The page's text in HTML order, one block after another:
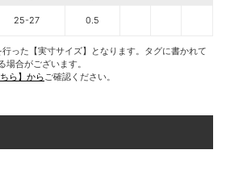
25-27 0.5
った【実寸サイズ】となります。タグに書かれて
場合がございます。
ちら】からご確認ください。